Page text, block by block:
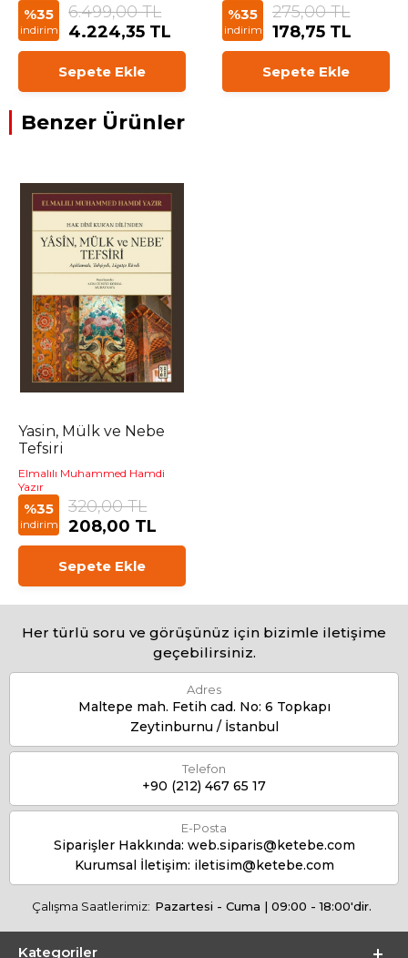
%35
indirim
6.499,00 TL
4.224,35 TL
Sepete Ekle
%35
indirim
275,00 TL
178,75 TL
Sepete Ekle
Benzer Ürünler
Yasin, Mülk ve Nebe
Tefsiri
Elmalılı Muhammed Hamdi
Yazır
%35
indirim
320,00 TL
208,00 TL
Sepete Ekle
Her türlü soru ve görüşünüz için bizimle iletişime
geçebilirsiniz.
Adres
Maltepe mah. Fetih cad. No: 6 Topkapı
Zeytinburnu / İstanbul
Telefon
+90 (212) 467 65 17
E-Posta
Siparişler Hakkında: web.siparis@ketebe.com
Kurumsal İletişim: iletisim@ketebe.com
Çalışma Saatlerimiz: Pazartesi - Cuma | 09:00 - 18:00'dir.
Kategoriler